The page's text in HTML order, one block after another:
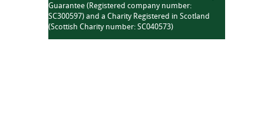
Guarantee (Registered company number:
SC300597) and a Charity Registered in Scotland
(Scottish Charity number: SC040573)